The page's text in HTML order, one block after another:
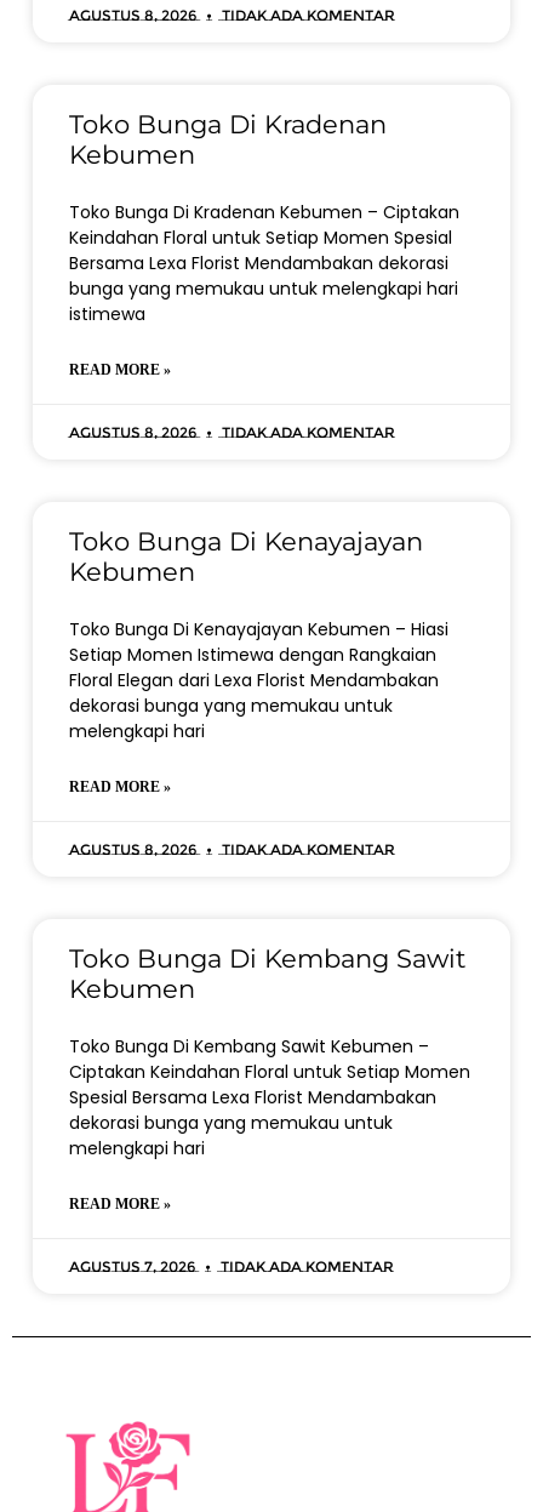
Agustus 8, 2026 Tidak ada komentar
Toko Bunga Di Kradenan
Kebumen
Toko Bunga Di Kradenan Kebumen – Ciptakan
Keindahan Floral untuk Setiap Momen Spesial
Bersama Lexa Florist Mendambakan dekorasi
bunga yang memukau untuk melengkapi hari
istimewa
READ MORE »
Agustus 8, 2026 Tidak ada komentar
Toko Bunga Di Kenayajayan
Kebumen
Toko Bunga Di Kenayajayan Kebumen – Hiasi
Setiap Momen Istimewa dengan Rangkaian
Floral Elegan dari Lexa Florist Mendambakan
dekorasi bunga yang memukau untuk
melengkapi hari
READ MORE »
Agustus 8, 2026 Tidak ada komentar
Toko Bunga Di Kembang Sawit
Kebumen
Toko Bunga Di Kembang Sawit Kebumen –
Ciptakan Keindahan Floral untuk Setiap Momen
Spesial Bersama Lexa Florist Mendambakan
dekorasi bunga yang memukau untuk
melengkapi hari
READ MORE »
Agustus 7, 2026 Tidak ada komentar